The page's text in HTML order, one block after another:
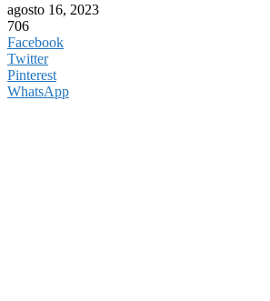
agosto 16, 2023
706
Facebook
Twitter
Pinterest
WhatsApp